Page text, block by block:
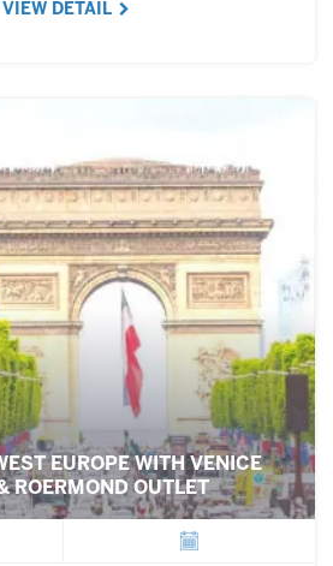
VIEW DETAIL
EUROPE WITH VENICE
ROERMOND OUTLET